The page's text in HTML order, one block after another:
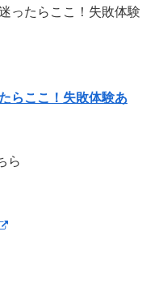
たらここ！失敗体験
らここ！失敗体験あ
ら